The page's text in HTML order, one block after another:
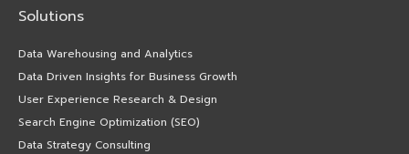
Solutions
Data Warehousing and Analytics
Data Driven Insights for Business Growth
User Experience Research & Design
Search Engine Optimization (SEO)
Data Strategy Consulting